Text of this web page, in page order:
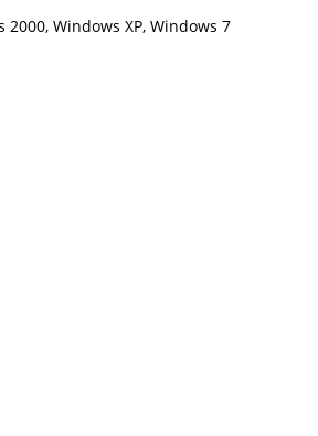
2000, Windows XP, Windows 7